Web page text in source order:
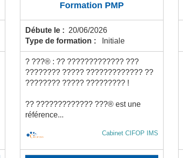
Formation PMP
Débute le : 20/06/2026
Type de formation :
Initiale
? ???® : ?? ????????????? ???
???????? ????? ????????????? ??
???????? ????? ????????? !
?? ????????????? ???® est une
référence...
Cabinet CIFOP IMS